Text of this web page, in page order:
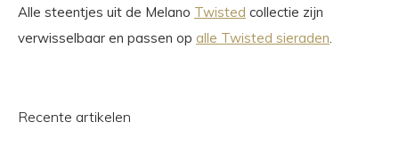
Alle steentjes uit de Melano Twisted collectie zijn
verwisselbaar en passen op alle Twisted sieraden
Recente artikelen